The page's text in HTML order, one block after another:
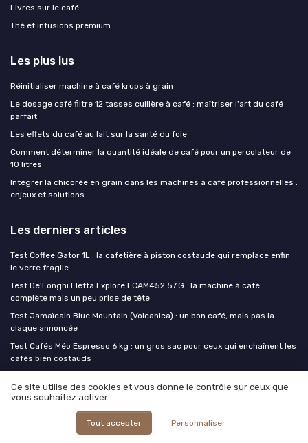
Livres sur le café
Thé et infusions premium
Les plus lus
Réinitialiser machine à café krups à grain
Le dosage café filtre 12 tasses cuillère à café : maîtriser l'art du café
parfait
Les effets du café au lait sur la santé du foie
Comment déterminer la quantité idéale de café pour un percolateur de
10 litres
Intégrer la chicorée en grain dans les machines à café professionnelles :
enjeux et solutions
Les derniers articles
Test Coffee Gator 1L : la cafetière à piston costaude qui remplace enfin
le verre fragile
Test De’Longhi Eletta Explore ECAM452.57.G : la machine à café
complète mais un peu prise de tête
Test Jamaïcain Blue Mountain (Volcanica) : un bon café, mais pas la
claque annoncée
Test Cafés Méo Espresso 6 kg : un gros sac pour ceux qui enchaînent les
cafés bien costauds
plusieurs origines sans se ruiner
Ce site utilise des cookies et vous donne le contrôle sur ceux que
vous souhaitez activer
Tout accepter Personnaliser